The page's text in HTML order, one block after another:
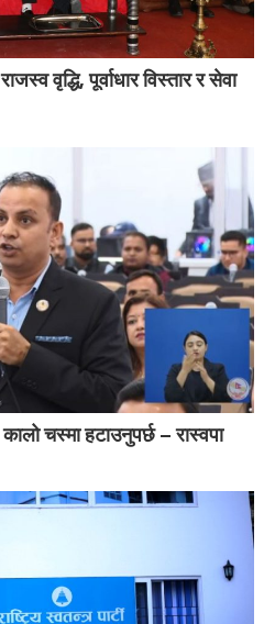
वृद्धि, पूर्वाधार विस्तार र सेवा
चस्मा हटाउनुपर्छ – रास्वपा